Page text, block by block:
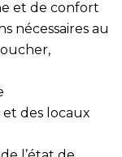
et de confort
nécessaires au
et des locaux